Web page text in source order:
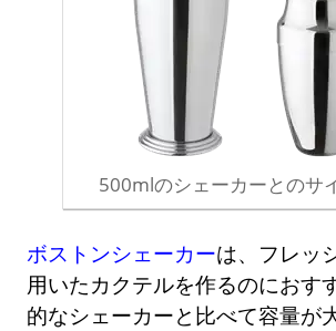
500mlのシェーカーとのサ
ボストンシェーカーは、フレッ
用いたカクテルを作るのにおす
的なシェーカーと比べて容量が